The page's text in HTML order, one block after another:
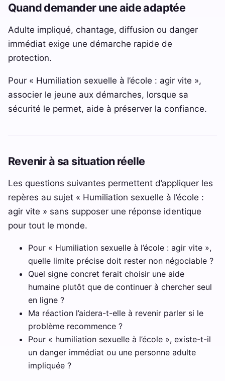
Quand demander une aide adaptée
Adulte impliqué, chantage, diffusion ou danger
immédiat exige une démarche rapide de
protection.
Pour « Humiliation sexuelle à l’école : agir vite »,
associer le jeune aux démarches, lorsque sa
sécurité le permet, aide à préserver la confiance.
Revenir à sa situation réelle
Les questions suivantes permettent d’appliquer les
repères au sujet « Humiliation sexuelle à l’école :
agir vite » sans supposer une réponse identique
pour tout le monde.
Pour « Humiliation sexuelle à l’école : agir vite »,
quelle limite précise doit rester non négociable ?
Quel signe concret ferait choisir une aide
humaine plutôt que de continuer à chercher seul
en ligne ?
Ma réaction l’aidera-t-elle à revenir parler si le
problème recommence ?
Pour « humiliation sexuelle à l’école », existe-t-il
un danger immédiat ou une personne adulte
impliquée ?